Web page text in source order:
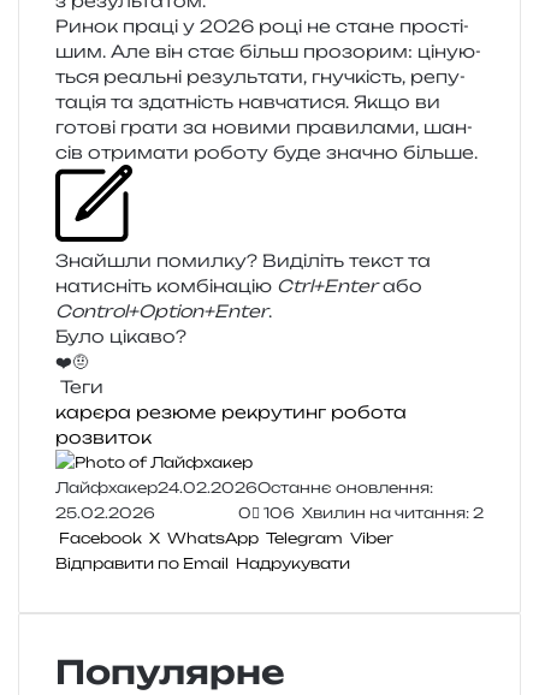
Ринок праці у 2026 році не стане про­сті­
шим. Але він стає більш про­зо­рим: ціну­ю­
ться реаль­ні резуль­та­ти, гну­чкість, репу­
та­ція та зда­тність навча­ти­ся. Якщо ви
гото­ві грати за нови­ми пра­ви­ла­ми, шан­
сів отри­ма­ти робо­ту буде зна­чно більше.
Знайшли помил­ку? Виділіть текст та
нати­сніть ком­бі­на­цію Ctrl+Enterабо
Control+Option+Enter.
Було цікаво?
❤️🤨
Теги
карєра резюме рекрутинг робота
розвиток
Лайфхакер24.02.2026Останнє оновлення:
25.02.2026
0 106 Хвилин на читання: 2
Facebook X WhatsApp Telegram Viber
Відправити по Email Надрукувати
Популярне